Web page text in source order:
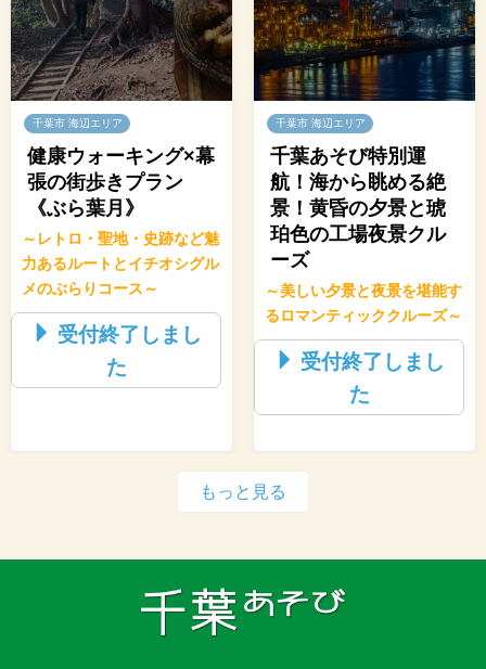
千葉市 海辺エリア
健康ウォーキング×幕
張の街歩きプラン
《ぶら葉月》
～レトロ・聖地・史跡など魅
力あるルートとイチオシグル
メのぶらりコース～
受付終了しまし
た
千葉市 海辺エリア
千葉あそび特別運
航！海から眺める絶
景！黄昏の夕景と琥
珀色の工場夜景クル
ーズ
～美しい夕景と夜景を堪能す
るロマンティッククルーズ～
受付終了しまし
た
もっと見る